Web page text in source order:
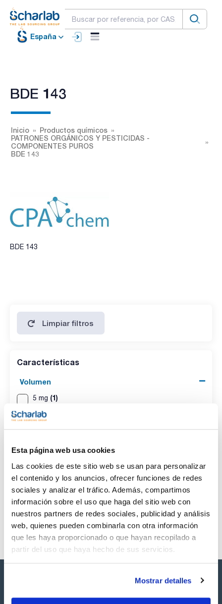
Esta página web usa cookies
Las cookies de este sitio web se usan para personalizar
el contenido y los anuncios, ofrecer funciones de redes
sociales y analizar el tráfico. Además, compartimos
información sobre el uso que haga del sitio web con
nuestros partners de redes sociales, publicidad y análisis
web, quienes pueden combinarla con otra información
que les haya proporcionado o que hayan recopilado a
partir del uso que haya hecho de sus servicios.
Mostrar detalles
España
BDE 143
Inicio
Productos químicos
PATRONES ORGÁNICOS Y PESTICIDAS -
COMPONENTES PUROS
BDE 143
BDE 143
Limpiar filtros
Características
Volumen
5 mg (1)
Volumen
Referencia
SBDE1435MG
Envase
x5mg
Precio
Comprar
Disponibilidad
Ver stock